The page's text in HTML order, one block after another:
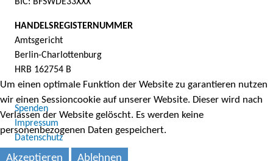
HANDELSREGISTERNUMMER
Amtsgericht
Berlin-Charlottenburg
HRB 162754 B
Spenden
Impressum
Datenschutz
Um einen optimale Funktion der Website zu garantieren nutzen
wir einen Sessioncookie auf unserer Website. Dieser wird nach
Verlassen der Website gelöscht. Es werden keine
personenbezogenen Daten gespeichert.
Akzeptieren Ablehnen